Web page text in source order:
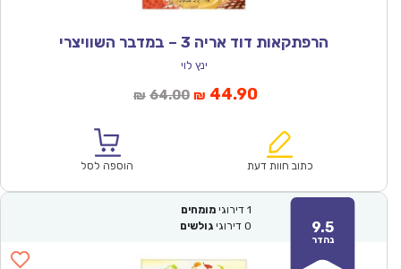
הרפתקאות דוד אריה 3 – במדבר השוויצרי
ינץ לוי
₪ 64.00המחיר
₪64.00.
₪ 44.90המחיר
הוא:
כתוב חוות דעת הוספה לסל
9.5
נהדר
1 דירוגי מומחים
0 דירוגי גולשים